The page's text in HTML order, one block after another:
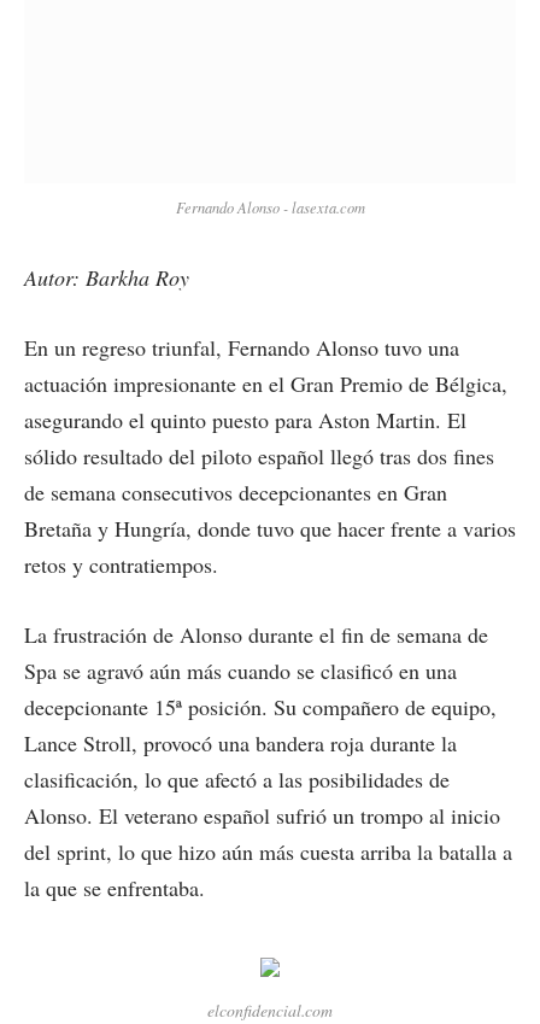
Fernando Alonso - lasexta.com
Autor: Barkha Roy
En un regreso triunfal, Fernando Alonso tuvo una
actuación impresionante en el Gran Premio de Bélgica,
asegurando el quinto puesto para Aston Martin. El
sólido resultado del piloto español llegó tras dos fines
de semana consecutivos decepcionantes en Gran
Bretaña y Hungría, donde tuvo que hacer frente a varios
retos y contratiempos.
La frustración de Alonso durante el fin de semana de
Spa se agravó aún más cuando se clasificó en una
decepcionante 15ª posición. Su compañero de equipo,
Lance Stroll, provocó una bandera roja durante la
clasificación, lo que afectó a las posibilidades de
Alonso. El veterano español sufrió un trompo al inicio
del sprint, lo que hizo aún más cuesta arriba la batalla a
la que se enfrentaba.
elconfidencial.com